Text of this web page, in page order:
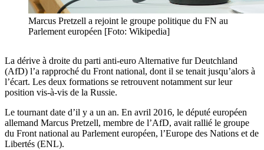
Marcus Pretzell a rejoint le groupe politique du FN au
Parlement européen [Foto: Wikipedia]
La dérive à droite du parti anti-euro Alternative fur Deutchland
(AfD) l’a rapproché du Front national, dont il se tenait jusqu’alors à
l’écart. Les deux formations se retrouvent notamment sur leur
position vis-à-vis de la Russie.
Le tournant date d’il y a un an. En avril 2016, le député européen
allemand Marcus Pretzell, membre de l’AfD, avait rallié le groupe
du Front national au Parlement européen, l’Europe des Nations et de
Libertés (ENL).